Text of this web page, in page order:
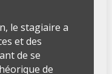
le stagiaire a
et des
de se
de